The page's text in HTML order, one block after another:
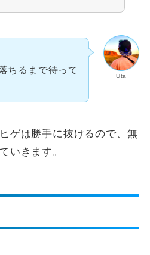
Uta
ちるまで待って
ゲは勝手に抜けるので、無
いきます。